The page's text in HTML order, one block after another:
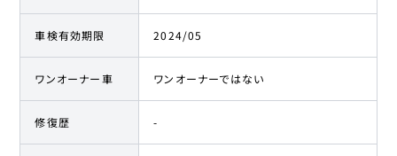
車検有効期限 2024/05
ワンオーナー車 ワンオーナーではない
修復歴 -